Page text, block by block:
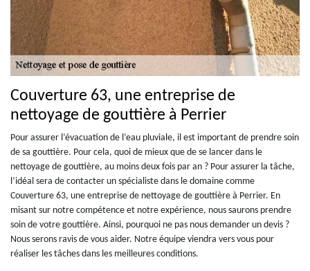
Couverture 63, une entreprise de
nettoyage de gouttière à Perrier
Pour assurer l’évacuation de l’eau pluviale, il est important de prendre soin
de sa gouttière. Pour cela, quoi de mieux que de se lancer dans le
nettoyage de gouttière, au moins deux fois par an ? Pour assurer la tâche,
l’idéal sera de contacter un spécialiste dans le domaine comme
Couverture 63, une entreprise de nettoyage de gouttière à Perrier. En
misant sur notre compétence et notre expérience, nous saurons prendre
soin de votre gouttière. Ainsi, pourquoi ne pas nous demander un devis ?
Nous serons ravis de vous aider. Notre équipe viendra vers vous pour
réaliser les tâches dans les meilleures conditions.